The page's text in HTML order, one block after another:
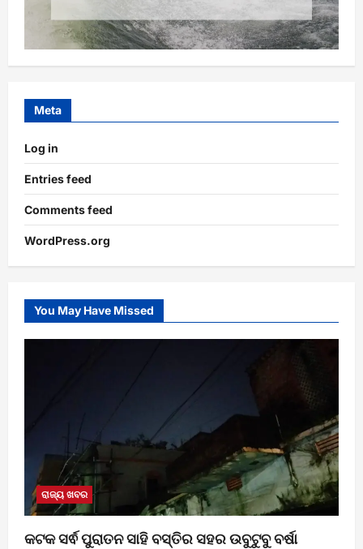
Meta
Log in
Entries feed
Comments feed
WordPress.org
You May Have Missed
ରାଜ୍ୟ ଖବର
କଟକ ସର୍ଵ ପୁରାତନ ସାହି ବସ୍ତିର ସହର ଉବୁଟୁବୁ ବର୍ଷା